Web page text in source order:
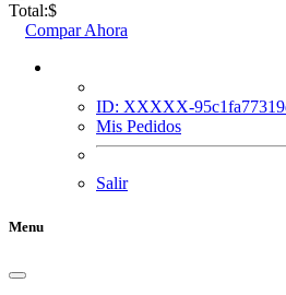
Total:$
Compar Ahora
ID: XXXXX-
Mis Pedidos
Salir
Menu